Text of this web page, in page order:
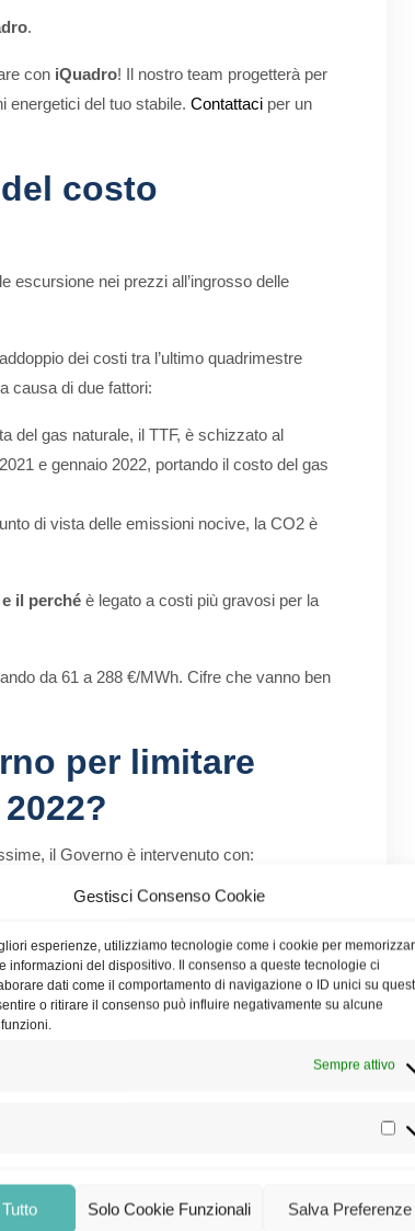
Gestisci Consenso Cookie
esperienze, utilizziamo tecnologie come i cookie per
informazioni del dispositivo. Il consenso a queste tecnologie ci
dati come il comportamento di navigazione o ID unici su
o ritirare il consenso può influire negativamente su alcune
Sempre attivo
Solo Cookie Funzionali Salva Preferenze
.
con iQuadro! Il nostro team progetterà per
energetici del tuo stabile. Contattaciper un
costo
escursione nei prezzi all’ingrosso delle
dei costi tra l’ultimo quadrimestre
causa di due fattori:
del gas naturale, il TTF, è schizzato al
e gennaio 2022, portando il costo del gas
di vista delle emissioni nocive, la CO2 è
il perché è legato a costi più gravosi per la
da 61 a 288 €/MWh. Cifre che vanno ben
per limitare
il Governo è intervenuto con:
economico.
relativa ai primi mesi del 2022, ha
in inverno quando si trascorre più tempo
e, ad oggi, sono 2,5 milioni le utenze
in bolletta e sono ripartiti nel seguente